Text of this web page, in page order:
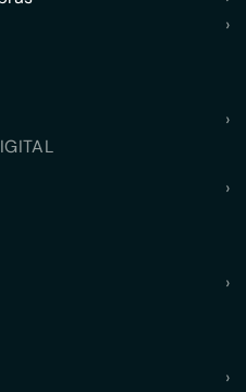
›
›
›
›
›